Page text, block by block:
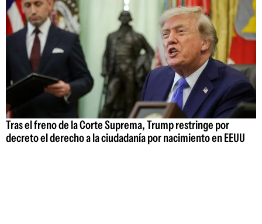
Tras el freno de la Corte Suprema, Trump restringe por
decreto el derecho a la ciudadanía por nacimiento en EEUU